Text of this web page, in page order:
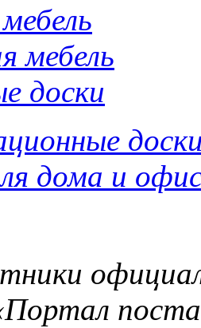
мебель
доски
дома и